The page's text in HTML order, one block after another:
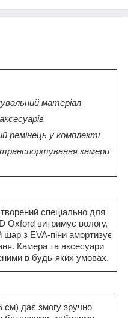
матеріал
ремінець у комплекті
камери
спеціально для
Oxford витримує вологу,
шар з EVA-піни амортизує
Камера та аксесуари
в будь-яких умовах.
см) дає змогу зручно